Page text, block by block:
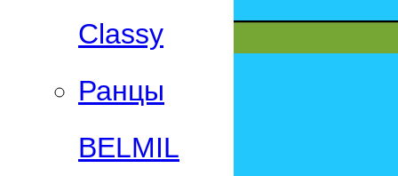
Classy
Ранцы
BELMIL